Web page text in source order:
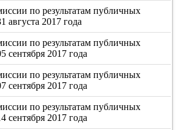
по результатам публичных
августа 2017 года
по результатам публичных
сентября 2017 года
по результатам публичных
сентября 2017 года
по результатам публичных
сентября 2017 года